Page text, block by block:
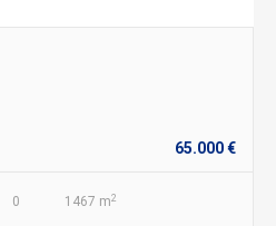
65.000 €
0 1467 m2